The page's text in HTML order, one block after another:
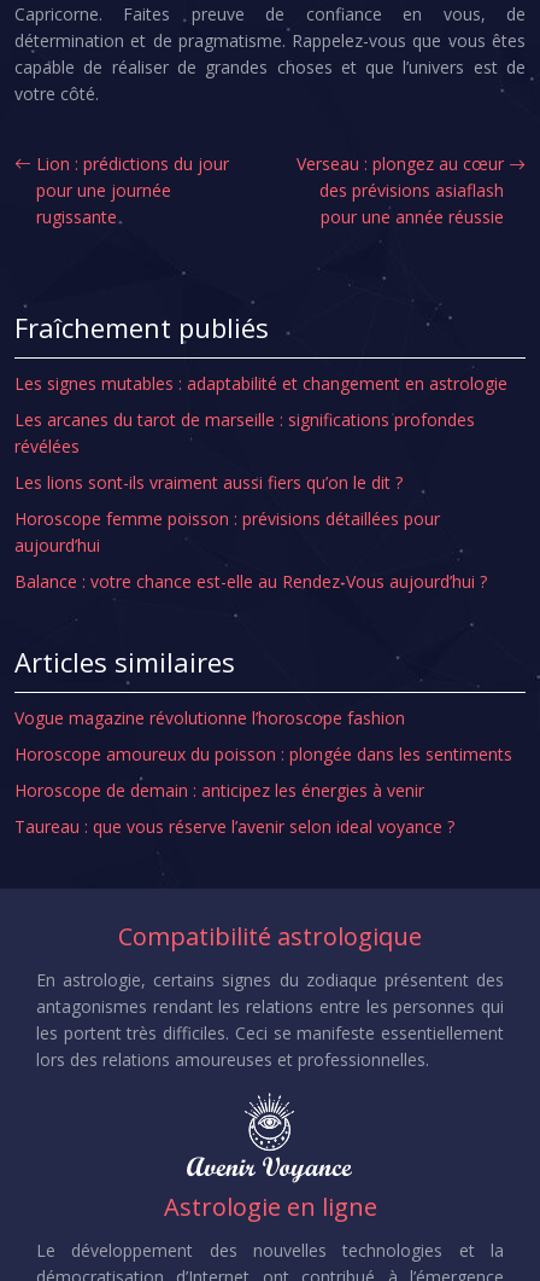
Capricorne. Faites preuve de confiance en vous, de
détermination et de pragmatisme. Rappelez-vous que vous êtes
capable de réaliser de grandes choses et que l’univers est de
votre côté.
Lion : prédictions du jour
pour une journée
rugissante
Verseau : plongez au cœur
des prévisions asiaflash
pour une année réussie
Fraîchement publiés
Les signes mutables : adaptabilité et changement en astrologie
Les arcanes du tarot de marseille : significations profondes
révélées
Les lions sont-ils vraiment aussi fiers qu’on le dit ?
Horoscope femme poisson : prévisions détaillées pour
aujourd’hui
Balance : votre chance est-elle au Rendez-Vous aujourd’hui ?
Articles similaires
Vogue magazine révolutionne l’horoscope fashion
Horoscope amoureux du poisson : plongée dans les sentiments
Horoscope de demain : anticipez les énergies à venir
Taureau : que vous réserve l’avenir selon ideal voyance ?
Compatibilité astrologique
En astrologie, certains signes du zodiaque présentent des
antagonismes rendant les relations entre les personnes qui
les portent très difficiles. Ceci se manifeste essentiellement
lors des relations amoureuses et professionnelles.
Astrologie en ligne
Le développement des nouvelles technologies et la